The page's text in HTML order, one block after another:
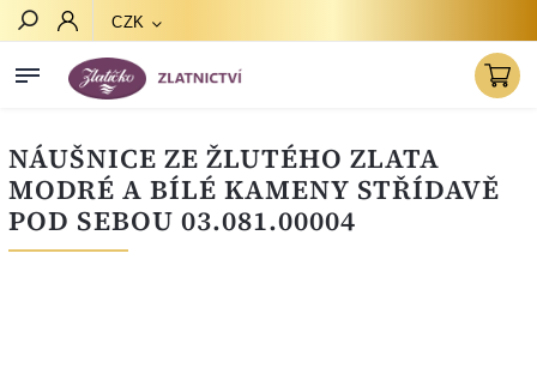
CZK
NÁUŠNICE ZE ŽLUTÉHO ZLATA
MODRÉ A BÍLÉ KAMENY STŘÍDAVĚ
POD SEBOU 03.081.00004